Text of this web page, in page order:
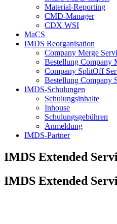
Material-Reporting
CMD-Manager
CDX WSI
MaCS
IMDS Reorganisation
Company Merge
Bestellung Company
Company SplitOff
Bestellung Company
IMDS-Schulungen
Schulungsinhalte
Inhouse
Schulungsgebühren
Anmeldung
IMDS-Partner
IMDS Extended
IMDS Extended